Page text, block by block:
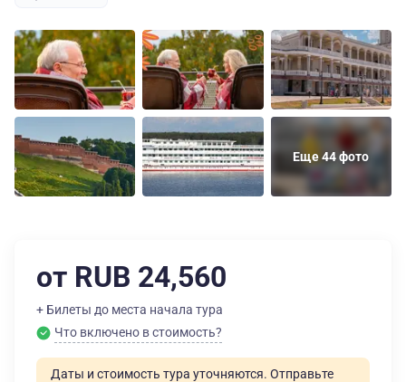
Еще 44 фото
от RUB 24,560
+ Билеты до места начала тура
Что включено в стоимость?
Даты и стоимость тура уточняются. Отправьте